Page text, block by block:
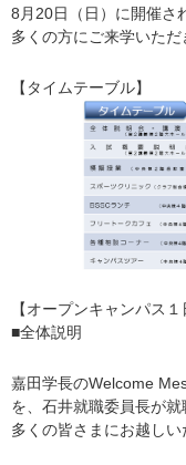
8月20日（日）に開催さ
多くの方にご来学いただ
【タイムテーブル】
【オープンキャンパス１
■全体説明
嘉田学長のWelcome
を、石井就職委員長が就
多くの皆さまにお越しい